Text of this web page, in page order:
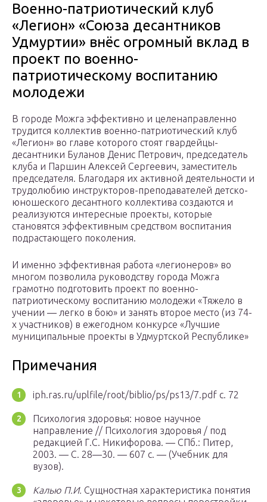
Военно-патриотический клуб
«Легион» «Союза десантников
Удмуртии» внёс огромный вклад в
проект по военно-
патриотическому воспитанию
молодежи
В городе Можга эффективно и целенаправленно
трудится коллектив военно-патриотический клуб
«Легион» во главе которого стоят гвардейцы-
десантники Буланов Денис Петрович, председатель
клуба и Паршин Алексей Сергеевич, заместитель
председателя. Благодаря их активной деятельности и
трудолюбию инструкторов-преподавателей детско-
юношеского десантного коллектива создаются и
реализуются интересные проекты, которые
становятся эффективным средством воспитания
подрастающего поколения.
И именно эффективная работа «легионеров» во
многом позволила руководству города Можга
грамотно подготовить проект по военно-
патриотическому воспитанию молодежи «Тяжело в
учении — легко в бою» и занять второе место (из 74-
х участников) в ежегодном конкурсе «Лучшие
муниципальные проекты в Удмуртской Республике»
Примечания
iph.ras.ru/uplfile/root/biblio/ps/ps13/7.pdf с. 72
Психология здоровья: новое научное
направление // Психология здоровья / под
редакцией Г.С. Никифорова. — СПб.: Питер,
2003. — С. 28—30. — 607 с. — (Учебник для
вузов).
Калью П.И. Сущностная характеристика понятия